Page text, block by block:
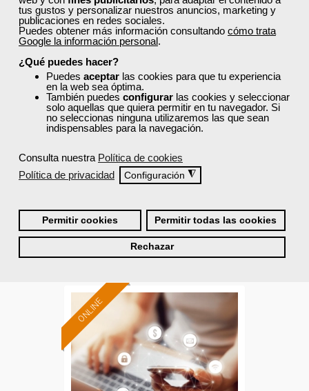
tus gustos y personalizar nuestros anuncios, marketing y
publicaciones en redes sociales.
Puedes obtener más información consultando cómo trata
Google la información personal.
¿Qué puedes hacer?
Puedes aceptar las cookies para que tu experiencia
en la web sea óptima.
También puedes configurar las cookies y seleccionar
solo aquellas que quiera permitir en tu navegador. Si
no seleccionas ninguna utilizaremos las que sean
indispensables para la navegación.
Consulta nuestra Política de cookies
Política de privacidad
Configuración ◮
Permitir cookies Permitir todas las cookies
Rechazar
Sector
-Agricultura y Ganadería.
Agricultura ecológica en la
explotación agrícola
Curso Gratuito
25 horas
Online (toda España)
Ver curso
0 149
ONLINE
Formación 100%
subvencionada.
Para desempleados,
trabajadores y autónomos.